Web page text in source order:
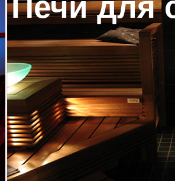
Печи для